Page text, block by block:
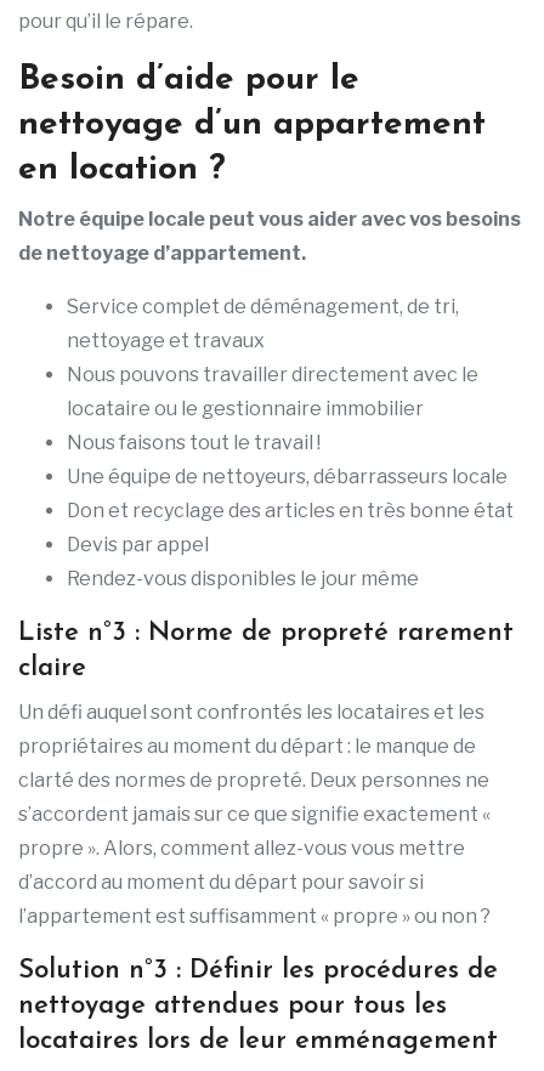
pour qu’il le répare.
Besoin d’aide pour le
nettoyage d’un appartement
en location ?
Notre équipe locale peut vous aider avec vos besoins
de nettoyage d’appartement.
Service complet de déménagement, de tri,
nettoyage et travaux
Nous pouvons travailler directement avec le
locataire ou le gestionnaire immobilier
Nous faisons tout le travail !
Une équipe de nettoyeurs, débarrasseurs locale
Don et recyclage des articles en très bonne état
Devis par appel
Rendez-vous disponibles le jour même
Liste n°3 : Norme de propreté rarement
claire
Un défi auquel sont confrontés les locataires et les
propriétaires au moment du départ : le manque de
clarté des normes de propreté. Deux personnes ne
s’accordent jamais sur ce que signifie exactement «
propre ». Alors, comment allez-vous vous mettre
d’accord au moment du départ pour savoir si
l’appartement est suffisamment « propre » ou non ?
Solution n°3 : Définir les procédures de
nettoyage attendues pour tous les
locataires lors de leur emménagement